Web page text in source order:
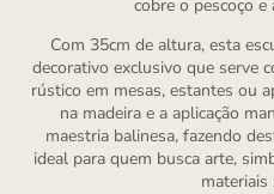
cobre o pescoço
Com 35cm de altura, esta
decorativo exclusivo que serve
rústico em mesas, estantes ou
na madeira e a aplicação
maestria balinesa, fazendo
ideal para quem busca arte,
materiais